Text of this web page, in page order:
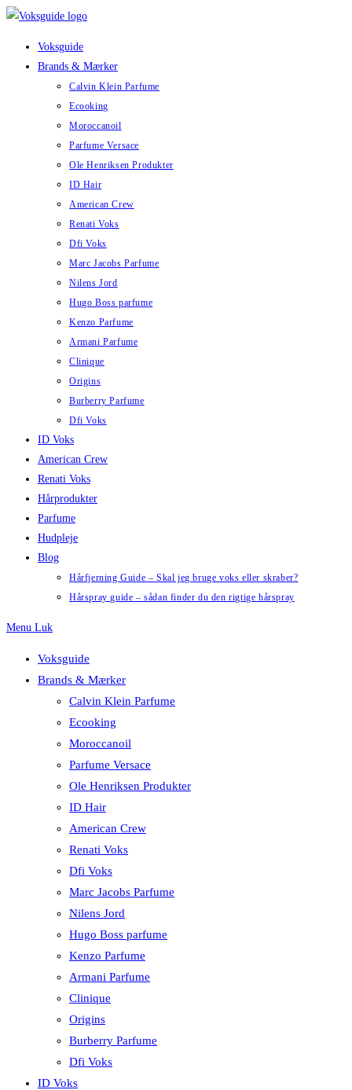
Skip
Voksguide
Brands & Mærker
Calvin Klein Parfume
Ecooking
Moroccanoil
Parfume Versace
Ole Henriksen Produkter
ID Hair
American Crew
Renati Voks
Dfi Voks
Marc Jacobs Parfume
Nilens Jord
Hugo Boss parfume
Kenzo Parfume
Armani Parfume
Clinique
Origins
Burberry Parfume
Dfi Voks
ID Voks
American Crew
Renati Voks
Hårprodukter
Parfume
Hudpleje
Blog
Hårfjerning Guide – Skal jeg bruge voks eller skraber?
Hårspray guide – sådan finder du den rigtige hårspray
Menu Luk
Voksguide
Brands & Mærker
Calvin Klein Parfume
Ecooking
Moroccanoil
Parfume Versace
Ole Henriksen Produkter
ID Hair
American Crew
Renati Voks
Dfi Voks
Marc Jacobs Parfume
Nilens Jord
Hugo Boss parfume
Kenzo Parfume
Armani Parfume
Clinique
Origins
Burberry Parfume
Dfi Voks
ID Voks